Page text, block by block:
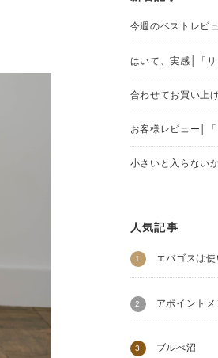
今週のベストレビ
はいて、実感│「リ
合わせてお買い上
お客様レビュー│「
小さいと入らない
人気記事
エバゴスは
アポイント
ブルべ沼